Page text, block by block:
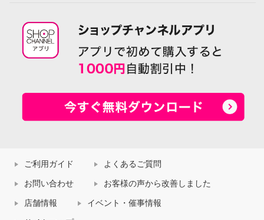
ご利用ガイド よくあるご質問
お問い合わせ お客様の声から改善しました
店舗情報 イベント・催事情報